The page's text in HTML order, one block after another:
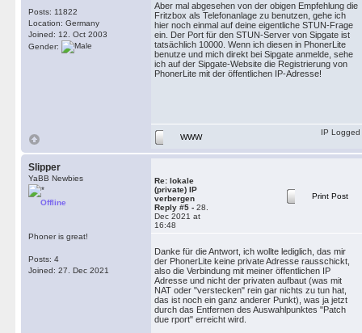
Posts: 11822
Location: Germany
Joined: 12. Oct 2003
Gender:
Aber mal abgesehen von der obigen Empfehlung die
Fritzbox als Telefonanlage zu benutzen, gehe ich
hier noch einmal auf deine eigentliche STUN-Frage
ein. Der Port für den STUN-Server von Sipgate ist
tatsächlich 10000. Wenn ich diesen in PhonerLite
benutze und mich direkt bei Sipgate anmelde, sehe
ich auf der Sipgate-Website die Registrierung von
PhonerLite mit der öffentlichen IP-Adresse!
WWW
IP Logged
Slipper
YaBB Newbies
Offline
Phoner is great!
Posts: 4
Joined: 27. Dec 2021
Re: lokale
(private) IP
verbergen
Reply #5 - 28.
Dec 2021 at
16:48
Print Post
Danke für die Antwort, ich wollte lediglich, das mir
der PhonerLite keine private Adresse rausschickt,
also die Verbindung mit meiner öffentlichen IP
Adresse und nicht der privaten aufbaut (was mit
NAT oder "verstecken" rein gar nichts zu tun hat,
das ist noch ein ganz anderer Punkt), was ja jetzt
durch das Entfernen des Auswahlpunktes "Patch
due rport" erreicht wird.